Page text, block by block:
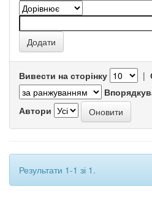
Вивести на сторінку |
Автори
Результати 1-1 зі 1.